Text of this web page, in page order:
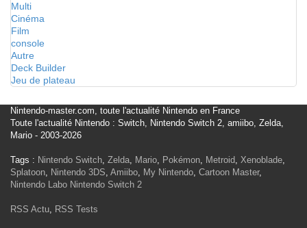
Multi
Cinéma
Film
console
Autre
Deck Builder
Jeu de plateau
Nintendo-master.com, toute l'actualité Nintendo en France
Toute l'actualité Nintendo : Switch, Nintendo Switch 2, amiibo, Zelda,
Mario - 2003-2026
Tags : Nintendo Switch, Zelda, Mario, Pokémon, Metroid, Xenoblade,
Splatoon, Nintendo 3DS, Amiibo, My Nintendo, Cartoon Master,
Nintendo Labo Nintendo Switch 2
RSS Actu, RSS Tests